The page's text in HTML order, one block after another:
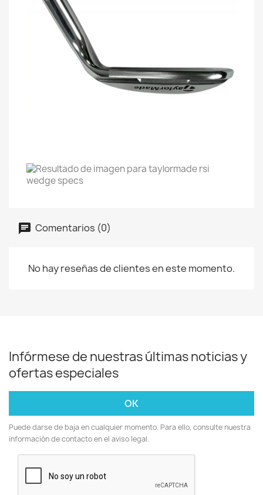
Comentarios (0)
No hay reseñas de clientes en este momento.
Infórmese de nuestras últimas noticias y
ofertas especiales
Puede darse de baja en cualquier momento. Para ello, consulte nuestra
información de contacto en el aviso legal.